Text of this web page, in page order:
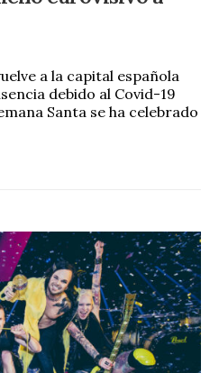
a la capital española
debido al Covid-19
Santa se ha celebrado